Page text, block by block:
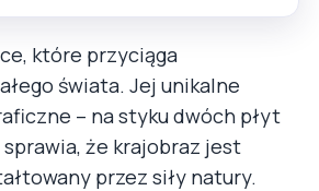
które przyciąga
świata. Jej unikalne
– na styku dwóch płyt
że krajobraz jest
przez siły natury.